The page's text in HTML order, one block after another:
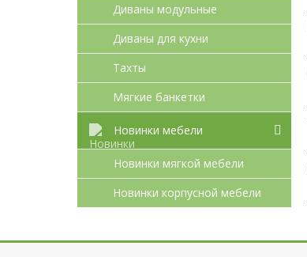
Диваны модульные
Диваны для кухни
Тахты
Мягкие банкетки
Новинки мебели
Новинки мягкой мебели
Новинки корпусной мебели